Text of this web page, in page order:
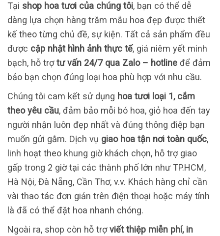
Tại shop hoa tươi của chúng tôi, bạn có thể dễ
dàng lựa chọn hàng trăm mẫu hoa đẹp được thiết
kế theo từng chủ đề, sự kiện. Tất cả sản phẩm đều
được cập nhật hình ảnh thực tế, giá niêm yết minh
bạch, hỗ trợtư vấn 24/7 qua Zalo – hotline để đảm
bảo bạn chọn đúng loại hoa phù hợp với nhu cầu.
Chúng tôi cam kết sử dụng hoa tươi loại 1, cắm
theo yêu cầu, đảm bảo mỗi bó hoa, giỏ hoa đến tay
người nhận luôn đẹp nhất và đúng thông điệp bạn
muốn gửi gắm. Dịch vụ giao hoa tận nơi toàn quốc,
linh hoạt theo khung giờ khách chọn, hỗ trợ giao
gấp trong 2 giờ tại các thành phố lớn như TP.HCM,
Hà Nội, Đà Nẵng, Cần Thơ, v.v. Khách hàng chỉ cần
vài thao tác đơn giản trên điện thoại hoặc máy tính
là đã có thể đặt hoa nhanh chóng.
Ngoài ra, shop còn hỗ trợviết thiệp miễn phí, in